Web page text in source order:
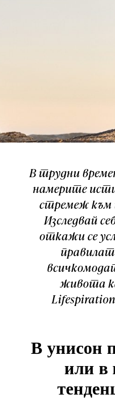
В трудни
намерите
стремеж към
Изследвай
откажи се
живота
В унисон
или в